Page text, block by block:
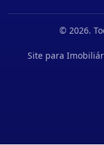
© 2026.
Site para